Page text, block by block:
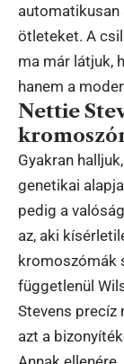
automatikusan
ötleteket. A
ma már látjuk,
hanem a
Nettie
Gyakran
genetikai
pedig a
az, aki
kromoszómák
függetlenül
Stevens
azt a